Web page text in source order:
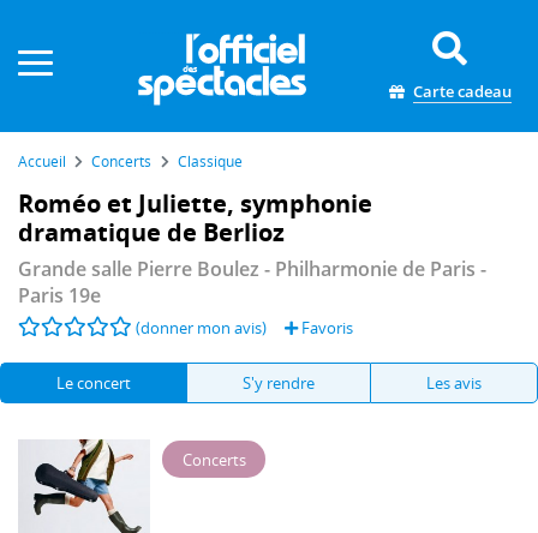
Carte cadeau
Accueil Concerts Classique
Roméo et Juliette, symphonie
dramatique de Berlioz
Grande salle Pierre Boulez - Philharmonie de Paris -
Paris 19e
(donner mon avis) Favoris
Le concert S'y rendre Les avis
Concerts